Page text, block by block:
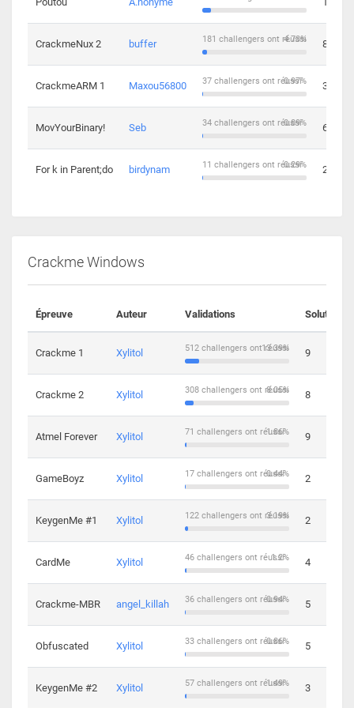
CrackmeNux 2 buffer 4.73%
181 challengers ont réussi 8
CrackmeARM 1 Maxou56800 0.97%
37 challengers ont réussi 3
MovYourBinary! Seb 0.89%
34 challengers ont réussi 6
For k in Parent;do birdynam 0.29%
11 challengers ont réussi 2
Crackme Windows
Épreuve Auteur Validations Solutions
Crackme 1 Xylitol 13.39%
512 challengers ont réussi 9
Crackme 2 Xylitol 8.05%
308 challengers ont réussi 8
Atmel Forever Xylitol 1.86%
71 challengers ont réussi 9
GameBoyz Xylitol 0.44%
17 challengers ont réussi 2
KeygenMe #1 Xylitol 3.19%
122 challengers ont réussi 2
CardMe Xylitol 1.2%
46 challengers ont réussi 4
Crackme-MBR angel_killah 0.94%
36 challengers ont réussi 5
Obfuscated Xylitol 0.86%
33 challengers ont réussi 5
KeygenMe #2 Xylitol 1.49%
57 challengers ont réussi 3